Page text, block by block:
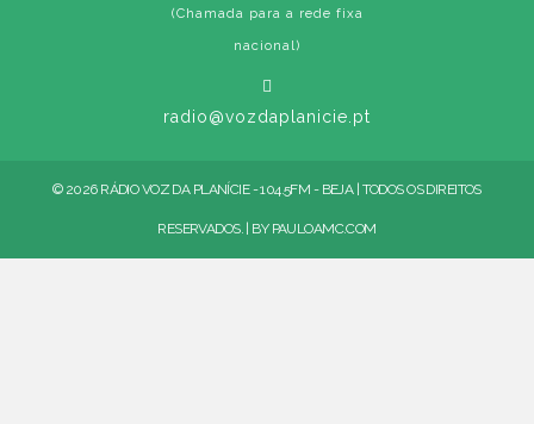
(Chamada para a rede fixa
nacional)
radio@vozdaplanicie.pt
© 2026 RÁDIO VOZ DA PLANÍCIE - 104.5FM - BEJA | TODOS OS DIREITOS
RESERVADOS. | BY PAULOAMC.COM